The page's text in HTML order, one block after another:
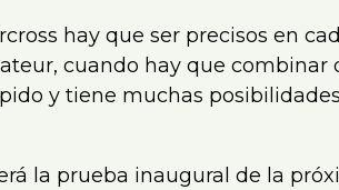
hay que ser precisos en
cuando hay que combinar
y tiene muchas
la prueba inaugural de la